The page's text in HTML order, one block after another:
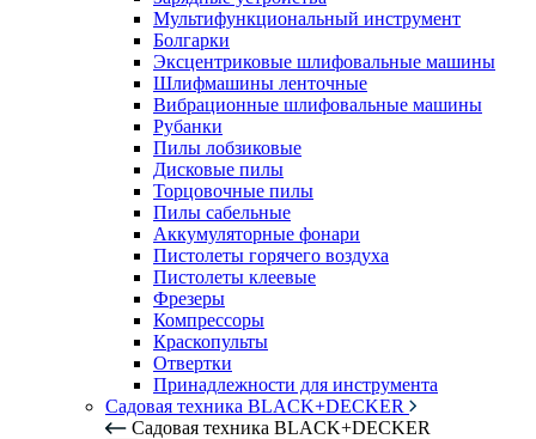
Мультифункциональный инструмент
Болгарки
Эксцентриковые шлифовальные машины
Шлифмашины ленточные
Вибрационные шлифовальные машины
Рубанки
Пилы лобзиковые
Дисковые пилы
Торцовочные пилы
Пилы сабельные
Аккумуляторные фонари
Пистолеты горячего воздуха
Пистолеты клеевые
Фрезеры
Компрессоры
Краскопульты
Отвертки
Принадлежности для инструмента
Садовая техника BLACK+DECKER
Садовая техника BLACK+DECKER